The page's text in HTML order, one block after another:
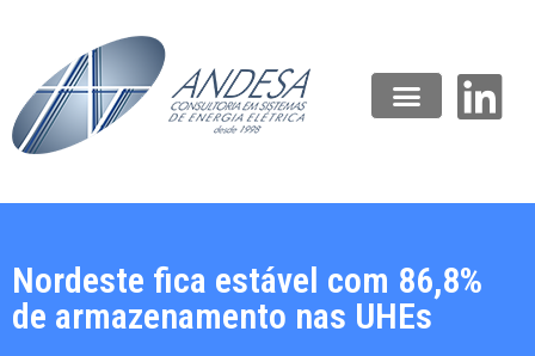
Nordeste fica estável com 86,8%
de armazenamento nas UHEs